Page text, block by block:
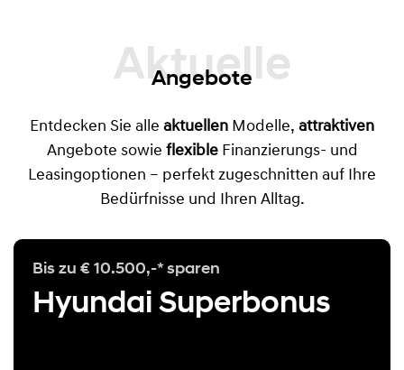
Aktuelle
Angebote
Entdecken Sie alle aktuellen Modelle, attraktiven
Angebote sowie flexible Finanzierungs- und
Leasingoptionen – perfekt zugeschnitten auf Ihre
Bedürfnisse und Ihren Alltag.
Bis zu € 10.500,-* sparen
Hyundai Superbonus